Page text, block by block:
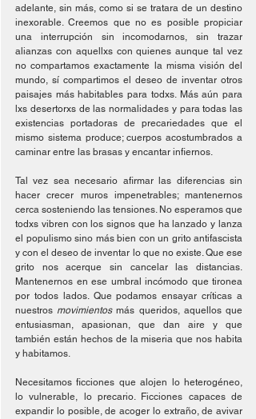
adelante, sin más, como si se tratara de un destino
inexorable. Creemos que no es posible propiciar
una interrupción sin incomodarnos, sin trazar
alianzas con aquellxs con quienes aunque tal vez
no compartamos exactamente la misma visión del
mundo, sí compartimos el deseo de inventar otros
paisajes más habitables para todxs. Más aún para
lxs desertorxs de las normalidades y para todas las
existencias portadoras de precariedades que el
mismo sistema produce; cuerpos acostumbrados a
caminar entre las brasas y encantar infiernos.
Tal vez sea necesario afirmar las diferencias sin
hacer crecer muros impenetrables; mantenernos
cerca sosteniendo las tensiones. No esperamos que
todxs vibren con los signos que ha lanzado y lanza
el populismo sino más bien con un grito antifascista
y con el deseo de inventar lo que no existe. Que ese
grito nos acerque sin cancelar las distancias.
Mantenernos en ese umbral incómodo que tironea
por todos lados. Que podamos ensayar críticas a
nuestros movimientos más queridos, aquellos que
entusiasman, apasionan, que dan aire y que
también están hechos de la miseria que nos habita
y habitamos.
Necesitamos ficciones que alojen lo heterogéneo,
lo vulnerable, lo precario. Ficciones capaces de
expandir lo posible, de acoger lo extraño, de avivar